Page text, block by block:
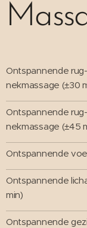
Ontspannende
nekmassage (±30
Ontspannende
nekmassage (±45
Ontspannende
Ontspannende
min)
Ontspannende